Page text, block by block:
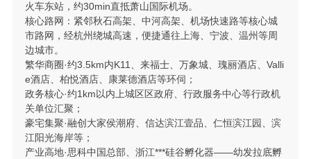
火车东站，约30min直抵萧山国际机场。
核心路网：紧邻秋石高架、中河高架、机场快速路等核心城
市路网，经杭州绕城高速，便捷通往上海、宁波、温州等周
边城市。
繁华商圈·约3.5km内K11、来福士、万象城、瑰丽酒店、Valli
e酒店、柏悦酒店、康莱德酒店等环伺；
政务核心·约1km以内上城区区政府、行政服务中心等行政机
关单位汇聚；
豪宅集聚·融创大家侯潮府、信达滨江壹品、仁恒滨江园、滨
江阳光海岸等；
产业高地·思科中国总部、浙江***硅谷孵化器——幼发拉底孵